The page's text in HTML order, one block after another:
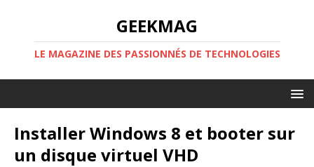
GEEKMAG
LE MAGAZINE DES PASSIONNÉS DE TECHNOLOGIES
Installer Windows 8 et booter sur
un disque virtuel VHD